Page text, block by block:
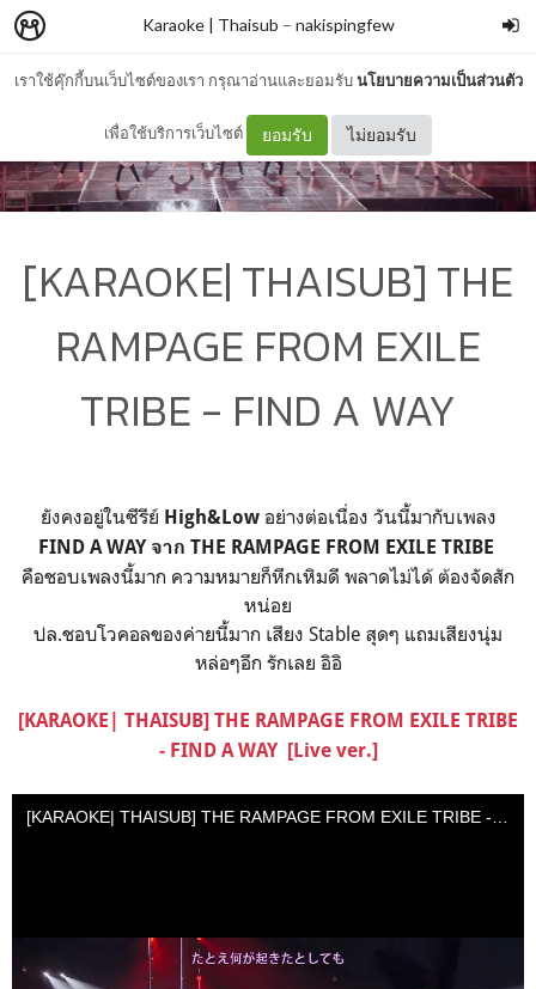
เราใช้คุ๊กกี้บนเว็บไซต์ของเรา กรุณาอ่านและยอมรับนโยบายความเป็นส่วนตัว
เพื่อใช้บริการเว็บไซต์ ยอมรับ ไม่ยอมรับ
Karaoke | Thaisub – nakispingfew
[KARAOKE| THAISUB] THE
RAMPAGE FROM EXILE
TRIBE - FIND A WAY
ยังคงอยู่ในซีรีย์ High&Lowอย่างต่อเนื่อง วันนี้มากับเพลง
FIND A WAY จาก THE RAMPAGE FROM EXILE TRIBE
คือชอบเพลงนี้มาก ความหมายก็หึกเหิมดี พลาดไม่ได้ ต้องจัดสัก
หน่อย
ปล.ชอบโวคอลของค่ายนี้มาก เสียง Stable สุดๆ แถมเสียงนุ่ม
หล่อๆอีก รักเลย อิอิ
[KARAOKE| THAISUB] THE RAMPAGE FROM EXILE TRIBE
- FIND A WAY [Live ver.]